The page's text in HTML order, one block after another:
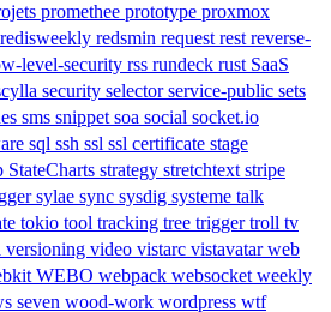
promethee prototype proxmox
redisweekly redsmin request rest reverse-
level-security rss rundeck rust SaaS
security selectorservice-public sets
sms snippet soa social socket.io
sql ssh ssl ssl certificate stage
StateCharts strategy stretchtext stripe
sylae sync sysdig systeme talk
tokio tool tracking tree triggertroll tv
versioning video vistarc vistavatarweb
WEBO webpack websocket weekly
seven wood-work wordpress wtf